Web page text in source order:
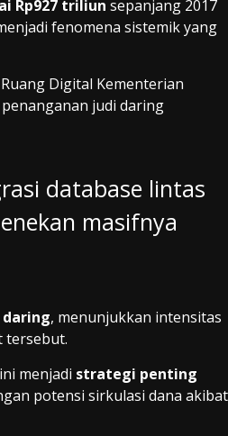
Rp927 triliun sepanjang 2017
fenomena sistemik yang
Digital Kementerian
judi daring
database lintas
masifnya
, menunjukkan intensitas
tersebut.
menjadi strategi penting
potensi sirkulasi dana akibat